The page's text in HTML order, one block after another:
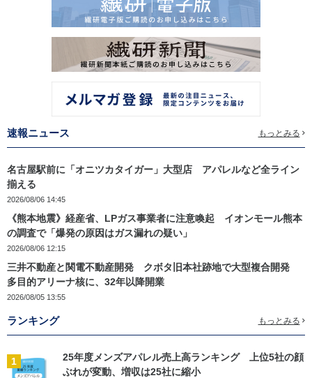
速報ニュース もっとみる
名古屋駅前に「オニツカタイガー」大型店 アパレルなど全ライン
揃える
2026/08/06 14:45
《熊本地震》経産省、LPガス事業者に注意喚起 イオンモール熊本
の調査で「爆発の原因はガス漏れの疑い」
2026/08/06 12:15
三井不動産と関電不動産開発 クボタ旧本社跡地で大型複合開発
多目的アリーナ核に、32年以降開業
2026/08/05 13:55
ランキング もっとみる
1
25年度メンズアパレル売上高ランキング 上位5社の顔
ぶれが変動、増収は25社に縮小